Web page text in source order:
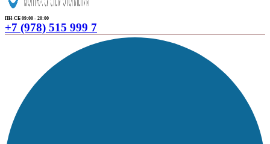
ПН-СБ 09:00 - 20:00
+7 (978) 515 999 7